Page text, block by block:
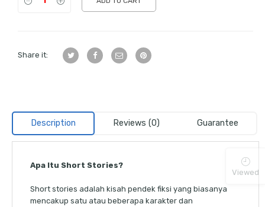
Share it:
Description Reviews (0) Guarantee
Apa Itu Short Stories?
Short stories adalah kisah pendek fiksi yang biasanya
mencakup satu atau beberapa karakter dan
Viewed